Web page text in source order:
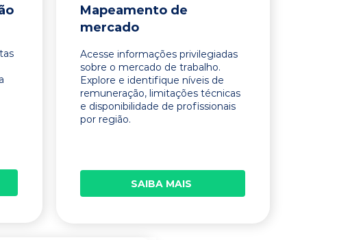
Mapeamento de
mercado
Acesse informações privilegiadas
sobre o mercado de trabalho.
Explore e identifique níveis de
remuneração, limitações técnicas
e disponibilidade de profissionais
por região.
SAIBA MAIS